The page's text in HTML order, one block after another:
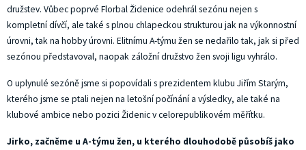
družstev. Vůbec poprvé Florbal Židenice odehrál sezónu nejen s
kompletní dívčí, ale také s plnou chlapeckou strukturou jak na výkonnostní
úrovni, tak na hobby úrovni. Elitnímu A-týmu žen se nedařilo tak, jak si před
sezónou představoval, naopak záložní družstvo žen svoji ligu vyhrálo.
O uplynulé sezóně jsme si popovídali s prezidentem klubu Jiřím Starým,
kterého jsme se ptali nejen na letošní počínání a výsledky, ale také na
klubové ambice nebo pozici Židenic v celorepublikovém měřítku.
Jirko, začněme u A-týmu žen, u kterého dlouhodobě působíš jako